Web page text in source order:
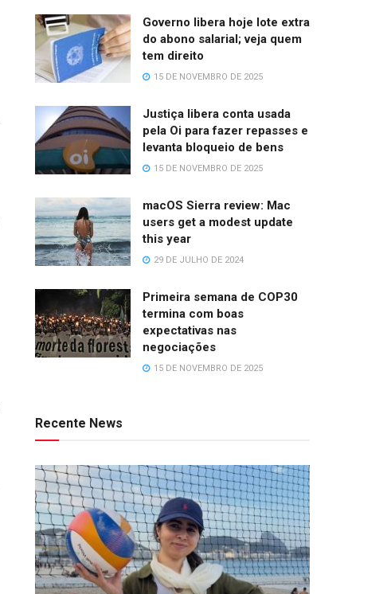
Governo libera hoje lote extra
do abono salarial; veja quem
tem direito
15 DE NOVEMBRO DE 2025
Justiça libera conta usada
pela Oi para fazer repasses e
levanta bloqueio de bens
15 DE NOVEMBRO DE 2025
macOS Sierra review: Mac
users get a modest update
this year
29 DE JULHO DE 2024
Primeira semana de COP30
termina com boas
expectativas nas
negociações
15 DE NOVEMBRO DE 2025
Recente News